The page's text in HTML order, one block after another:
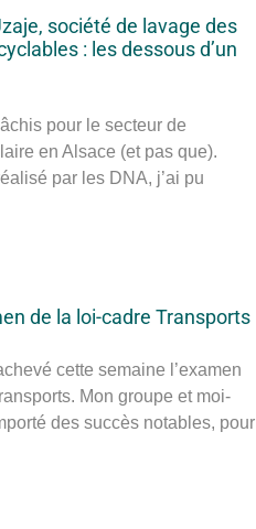
société de lavage des
: les dessous d’un
pour le secteur de
en Alsace (et pas que).
par les DNA, j’ai pu
de la loi-cadre Transports
cette semaine l’examen
Mon groupe et moi-
des succès notables, pour